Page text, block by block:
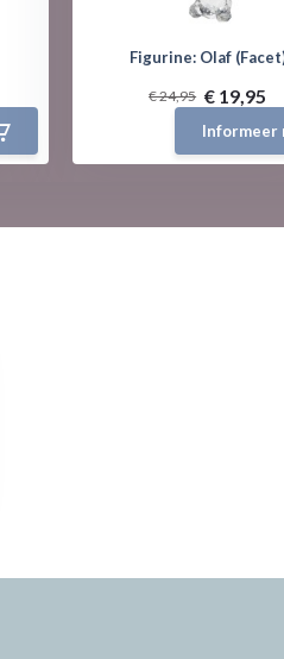
Figurine: Olaf
€ 24,95 € 19,95
Informeer